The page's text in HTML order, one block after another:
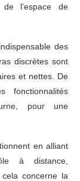
l’espace de
des
discrètes sont
et nettes. De
fonctionnalités
pour une
en alliant
à distance,
cela concerne la